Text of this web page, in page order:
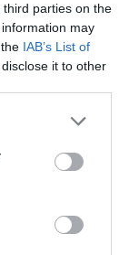
parties on the
may
IAB’s List of
it to other
Déco